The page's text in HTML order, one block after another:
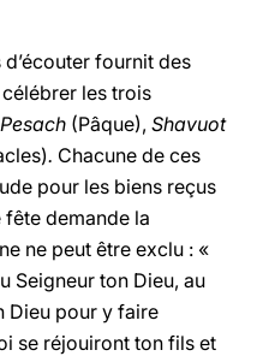
fournit des
les trois
Pesach (Pâque), Shavuot
. Chacune de ces
pour les biens reçus
fête demande la
ne peut être exclu : «
Seigneur ton Dieu, au
Dieu pour y faire
se réjouiront ton fils et